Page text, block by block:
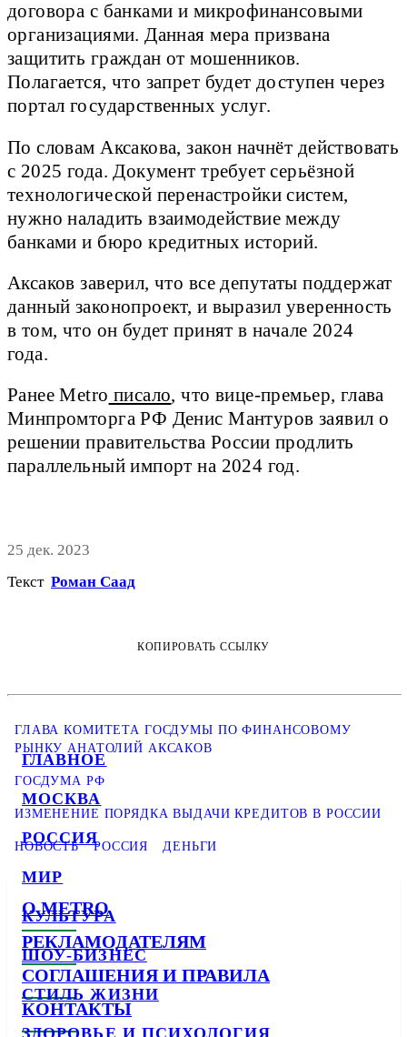
ГЛАВНОЕ
МОСКВА
РОССИЯ
МИР
КУЛЬТУРА
ШОУ-БИЗНЕС
СТИЛЬ ЖИЗНИ
ЗДОРОВЬЕ И ПСИХОЛОГИЯ
договора с банками и микрофинансовыми
организациями. Данная мера призвана
защитить граждан от мошенников.
Полагается, что запрет будет доступен через
портал государственных услуг.
По словам Аксакова, закон начнёт действовать
с 2025 года. Документ требует серьёзной
технологической перенастройки систем,
нужно наладить взаимодействие между
банками и бюро кредитных историй.
Аксаков заверил, что все депутаты поддержат
данный законопроект, и выразил уверенность
в том, что он будет принят в начале 2024
года.
Ранее Metro писало, что вице-премьер, глава
Минпромторга РФ Денис Мантуров заявил о
решении правительства России продлить
параллельный импорт на 2024 год.
25 дек. 2023
Текст Роман Саад
КОПИРОВАТЬ ССЫЛКУ
ГЛАВА КОМИТЕТА ГОСДУМЫ ПО ФИНАНСОВОМУ
РЫНКУ АНАТОЛИЙ АКСАКОВ
ГОСДУМА РФ
ИЗМЕНЕНИЕ ПОРЯДКА ВЫДАЧИ КРЕДИТОВ В РОССИИ
НОВОСТЬ РОССИЯ ДЕНЬГИ
О METRO
РЕКЛАМОДАТЕЛЯМ
СОГЛАШЕНИЯ И ПРАВИЛА
КОНТАКТЫ